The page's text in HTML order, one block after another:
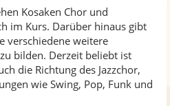
Kosaken Chor und
im Kurs. Darüber hinaus gibt
verschiedene weitere
bilden. Derzeit beliebt ist
die Richtung des Jazzchor,
wie Swing, Pop, Funk und